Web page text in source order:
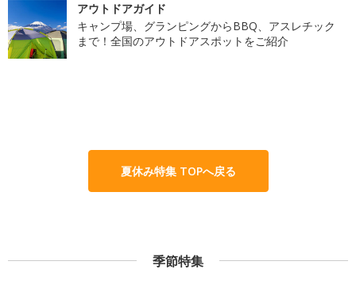
アウトドアガイド
キャンプ場、グランピングからBBQ、アスレチック
まで！全国のアウトドアスポットをご紹介
夏休み特集 TOPへ戻る
季節特集